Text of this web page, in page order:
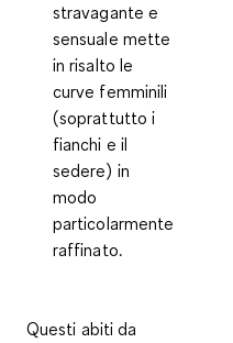
stravagante e
sensuale mette
in risalto le
curve femminili
(soprattutto i
fianchi e il
sedere) in
modo
particolarmente
raffinato.
Questi abiti da